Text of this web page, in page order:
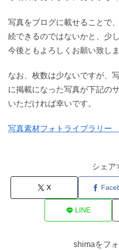
写真をブログに載せることで
続できるのではないかと、少
今後ともよろしくお願い致しま
なお、枚数は少ないですが、
に掲載になった写真が下記の
いただければ幸いです。
写真素材フォトライブラリー
シェア
X
LINE
shimaをフ